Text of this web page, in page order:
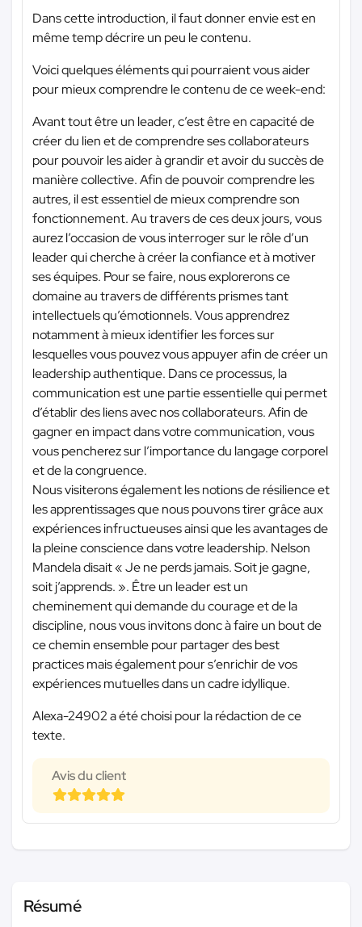
Dans cette introduction, il faut donner envie est en
même temp décrire un peu le contenu.
Voici quelques éléments qui pourraient vous aider
pour mieux comprendre le contenu de ce week-end:
Avant tout être un leader, c’est être en capacité de
créer du lien et de comprendre ses collaborateurs
pour pouvoir les aider à grandir et avoir du succès de
manière collective. Afin de pouvoir comprendre les
autres, il est essentiel de mieux comprendre son
fonctionnement. Au travers de ces deux jours, vous
aurez l’occasion de vous interroger sur le rôle d’un
leader qui cherche à créer la confiance et à motiver
ses équipes. Pour se faire, nous explorerons ce
domaine au travers de différents prismes tant
intellectuels qu’émotionnels. Vous apprendrez
notamment à mieux identifier les forces sur
lesquelles vous pouvez vous appuyer afin de créer un
leadership authentique. Dans ce processus, la
communication est une partie essentielle qui permet
d’établir des liens avec nos collaborateurs. Afin de
gagner en impact dans votre communication, vous
vous pencherez sur l’importance du langage corporel
et de la congruence.
Nous visiterons également les notions de résilience et
les apprentissages que nous pouvons tirer grâce aux
expériences infructueuses ainsi que les avantages de
la pleine conscience dans votre leadership. Nelson
Mandela disait « Je ne perds jamais. Soit je gagne,
soit j’apprends. ». Être un leader est un
cheminement qui demande du courage et de la
discipline, nous vous invitons donc à faire un bout de
ce chemin ensemble pour partager des best
practices mais également pour s’enrichir de vos
expériences mutuelles dans un cadre idyllique.
Alexa-24902 a été choisi pour la rédaction de ce
texte.
Avis du client
Résumé